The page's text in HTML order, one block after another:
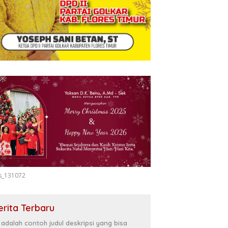
Terbaru
adalah contoh judul deskripsi yang bisa